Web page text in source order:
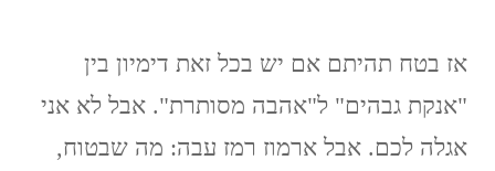
אז בטח תהיתם אם יש בכל זאת דימיון בין
"אנקת גבהים" ל"אהבה מסותרת". אבל לא אני
אגלה לכם. אבל ארמוז רמז עבה: מה שבטוח,